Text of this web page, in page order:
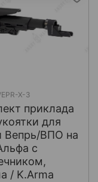
X-3
приклада
для
Вепрь/ВПО на
с
/ K.Arma